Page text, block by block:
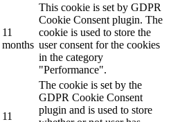
11
months
This cookie is set by GDPR
Cookie Consent plugin. The
cookie is used to store the
user consent for the cookies
in the category
"Performance".
11
The cookie is set by the
GDPR Cookie Consent
plugin and is used to store